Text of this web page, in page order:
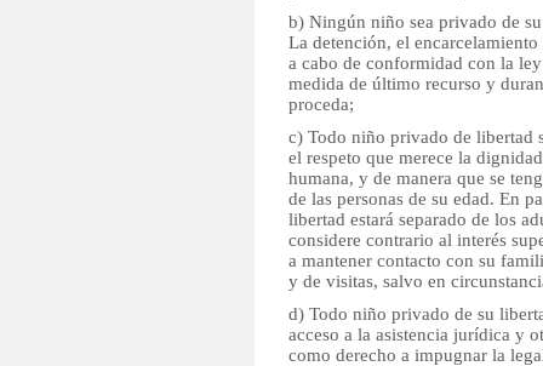
b) Ningún niño sea privado de
La detención, el
a cabo de conformidad con la
medida de último recurso y
proceda;
c) Todo niño privado de libertad
el respeto que merece la
humana, y de manera que se
de las personas de su edad. En
libertad estará separado de los
considere contrario al interés
a mantener contacto con su
y de visitas, salvo en
d) Todo niño privado de su
acceso a la asistencia jurídica y
como derecho a impugnar la